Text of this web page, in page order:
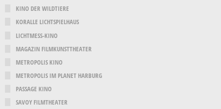
KINO DER WILDTIERE
KORALLE LICHTSPIELHAUS
LICHTMESS-KINO
MAGAZIN FILMKUNSTTHEATER
METROPOLIS KINO
METROPOLIS IM PLANET HARBURG
PASSAGE KINO
SAVOY FILMTHEATER